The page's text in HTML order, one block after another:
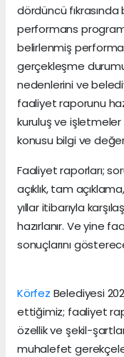
dördüncü
performans
belirlenmiş
gerçekleşme
nedenlerini ve
faaliyet raporunu
kuruluş ve işletmeler
konusu bilgi ve
Faaliyet raporları;
açıklık, tam
yıllar itibarıyla
hazırlanır. Ve yine
sonuçlarını
Körfez Belediyesi
ettiğimiz; faaliyet
özellik ve şekil-
muhalefet